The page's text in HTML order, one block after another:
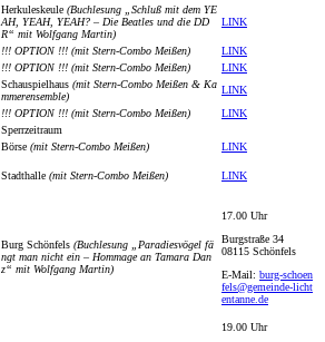
Herkuleskeule (Buchlesung „Schluß mit dem YE
AH, YEAH, YEAH? – Die Beatles und die DD
R“ mit Wolfgang Martin)
LINK
!!! OPTION !!! (mit Stern-Combo Meißen)
LINK
!!! OPTION !!! (mit Stern-Combo Meißen)
LINK
Schauspielhaus (mit Stern-Combo Meißen & Ka
mmerensemble)
LINK
!!! OPTION !!! (mit Stern-Combo Meißen)
LINK
Sperrzeitraum
Börse (mit Stern-Combo Meißen) LINK
Stadthalle (mit Stern-Combo Meißen) LINK
Burg Schönfels (Buchlesung „Paradiesvögel fä
ngt man nicht ein – Hommage an Tamara Dan
z“ mit Wolfgang Martin)
17.00 Uhr
Burgstraße 34
08115 Schönfels
E-Mail: burg-schoen
fels@gemeinde-licht
entanne.de
19.00 Uhr